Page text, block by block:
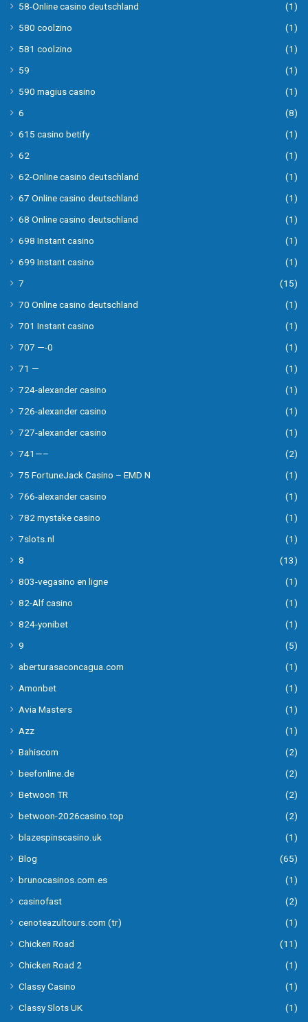
58-Online casino deutschland
(1)
580 coolzino
(1)
581 coolzino
(1)
59
(1)
590 magius casino
(1)
6
(8)
615 casino betify
(1)
62
(1)
62-Online casino deutschland
(1)
67 Online casino deutschland
(1)
68 Online casino deutschland
(1)
698 Instant casino
(1)
699 Instant casino
(1)
7
(15)
70 Online casino deutschland
(1)
701 Instant casino
(1)
707 —-0
(1)
71 —
(1)
724-alexander casino
(1)
726-alexander casino
(1)
727-alexander casino
(1)
741—–
(2)
75 FortuneJack Casino – EMD N
(1)
766-alexander casino
(1)
782 mystake casino
(1)
7slots.nl
(1)
8
(13)
803-vegasino en ligne
(1)
82-Alf casino
(1)
824-yonibet
(1)
9
(5)
aberturasaconcagua.com
(1)
Amonbet
(1)
Avia Masters
(1)
Azz
(1)
Bahiscom
(2)
beefonline.de
(2)
Betwoon TR
(2)
betwoon-2026casino.top
(2)
blazespinscasino.uk
(1)
Blog
(65)
brunocasinos.com.es
(1)
casinofast
(2)
cenoteazultours.com (tr)
(1)
Chicken Road
(11)
Chicken Road 2
(1)
Classy Casino
(1)
Classy Slots UK
(1)